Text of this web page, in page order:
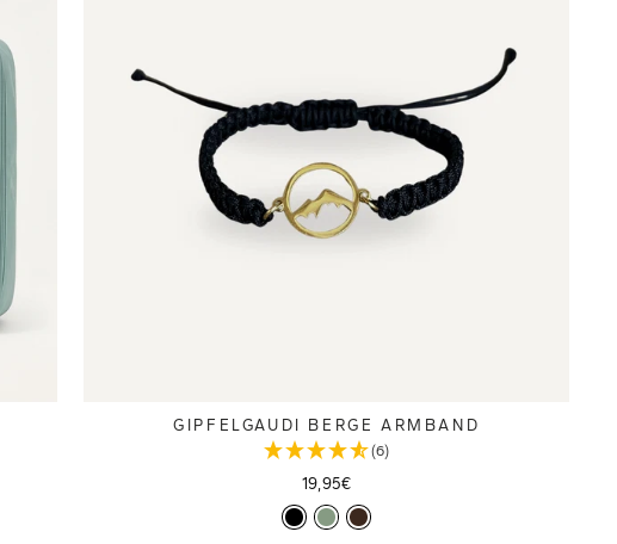
GIPFELGAUDI BERGE ARMBAND
(6)
19,95€